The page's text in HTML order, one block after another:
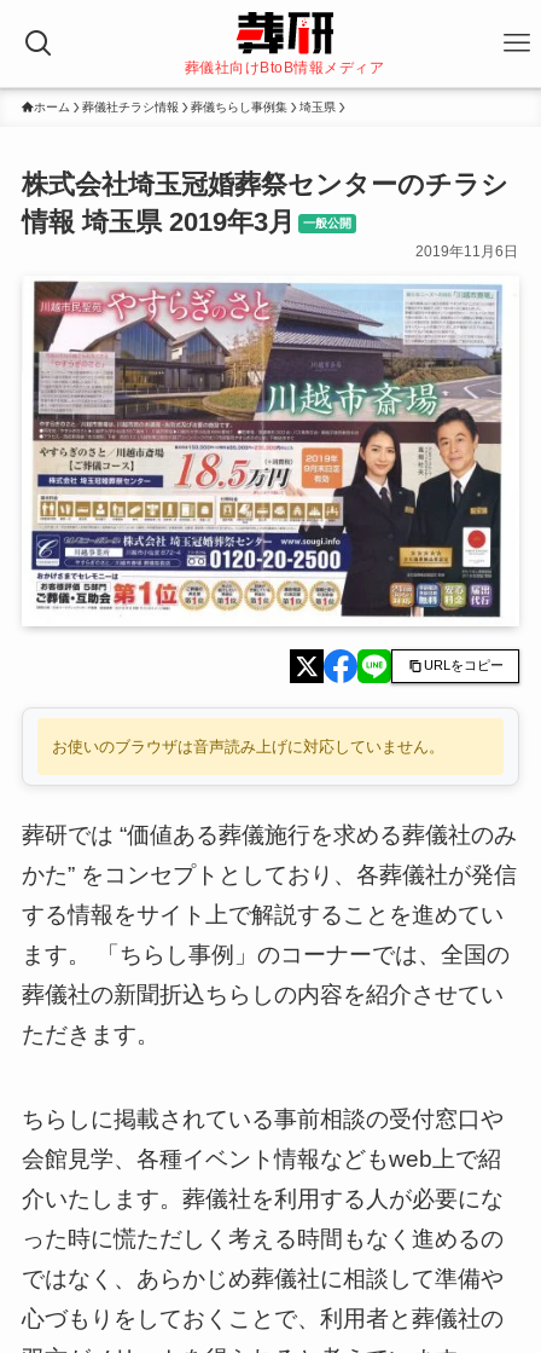
葬儀社向けBtoB情報メディア
ホーム 葬儀社チラシ情報 葬儀ちらし事例集 埼玉県
株式会社埼玉冠婚葬祭センターのチラシ
情報 埼玉県 2019年3月
一般公開
2019年11月6日
URLをコピー
お使いのブラウザは音声読み上げに対応していません。
葬研では “価値ある葬儀施行を求める葬儀社のみ
かた” をコンセプトとしており、各葬儀社が発信
する情報をサイト上で解説することを進めてい
ます。 「ちらし事例」のコーナーでは、全国の
葬儀社の新聞折込ちらしの内容を紹介させてい
ただきます。
ちらしに掲載されている事前相談の受付窓口や
会館見学、各種イベント情報などもweb上で紹
介いたします。葬儀社を利用する人が必要にな
った時に慌ただしく考える時間もなく進めるの
ではなく、あらかじめ葬儀社に相談して準備や
心づもりをしておくことで、利用者と葬儀社の